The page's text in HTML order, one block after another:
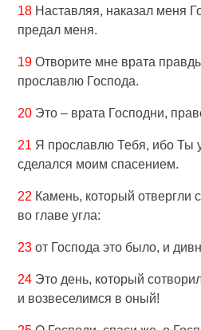
18 Наставляя, наказал меня
предал меня.
19 Отворите мне врата
прославлю Господа.
20 Это – врата Господни,
21 Я прославлю Тебя, ибо Ты
сделался моим спасением.
22 Камень, который отвергли
во главе угла:
23 от Господа это было, и
24 Это день, который
и возвеселимся в оный!